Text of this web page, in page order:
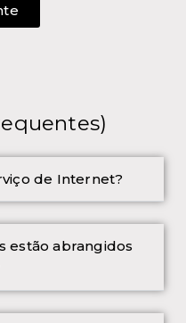
de Internet?
estão abrangidos